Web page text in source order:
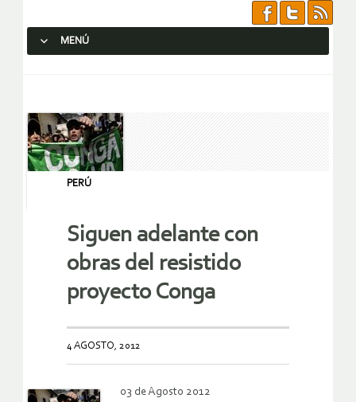
MENÚ
PERÚ
Siguen adelante con
obras del resistido
proyecto Conga
4 AGOSTO, 2012
03 de Agosto 2012